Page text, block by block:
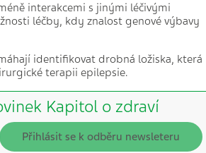
interakcemi s jinými léčivými
léčby, kdy znalost genové výbavy
identifikovat drobná ložiska, která
terapii epilepsie.
Kapitol o zdraví
Přihlásit se k odběru newsleteru